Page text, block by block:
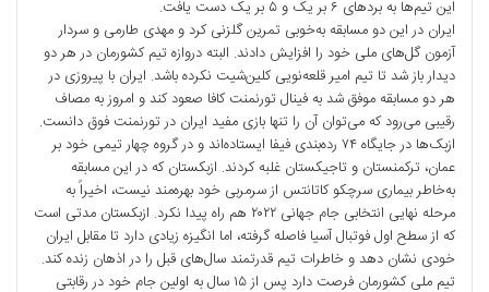
این تیم‌ها به بردهای ۶ بر یک و ۵ بر یک دست یافت.
ایران در این دو مسابقه به‌خوبی تمرین گلزنی کرد و مهدی طارمی و سردار
آزمون گل‌های ملی خود را افزایش دادند. البته دروازه تیم کشورمان در هر دو
دیدار باز شد تا تیم امیر قلعه‌نویی کلین‌شیت نکرده باشد. ایران با پیروزی در
هر دو مسابقه موفق شد به فینال تورنمنت کافا صعود کند و امروز به مصاف
رقیبی می‌رود که می‌توان آن را تنها بازی مفید ایران در تورنمنت فوق دانست.
ازبک‌ها در جایگاه ۷۴ رده‌بندی فیفا ایستاده‌اند و در گروه چهار تیمی خود بر
عمان، ترکمنستان و تاجیکستان غلبه کردند. ازبکستان که در این مسابقه
به‌خاطر بیماری سرچکو کاتانتس از سرمربی خود بهره‌مند نیست، اخیراً به
مرحله نهایی انتخابی جام جهانی ۲۰۲۲ هم راه پیدا نکرد. ازبکستان مدتی است
که از سطح اول فوتبال آسیا فاصله گرفته، اما انگیزه زیادی دارد تا مقابل ایران
خودی نشان دهد و خاطرات تیم قدرتمند سال‌های قبل را در اذهان زنده کند.
تیم ملی کشورمان فرصت دارد پس از ۱۵ سال به اولین جام خود در رقابتی